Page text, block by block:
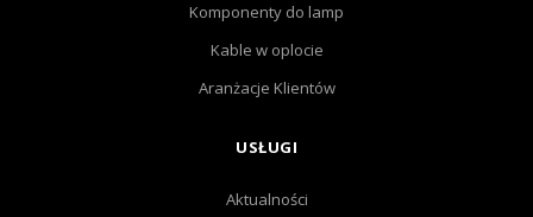
Komponenty do lamp
Kable w oplocie
Aranżacje Klientów
USŁUGI
Aktualności